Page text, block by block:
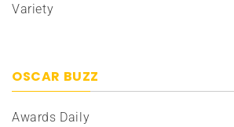
Variety
OSCAR BUZZ
Awards Daily